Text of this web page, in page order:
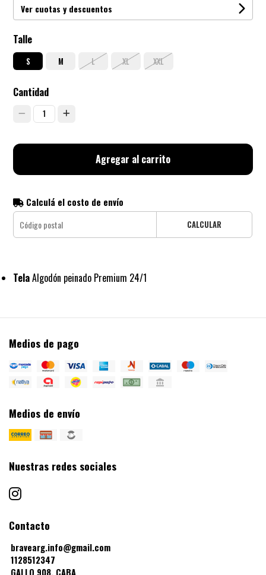
Ver cuotas y descuentos
Talle
S M L XL XXL
Cantidad
1
Agregar al carrito
Calculá el costo de envío
CALCULAR
TelaAlgodón peinado Premium 24/1
Medios de pago
Medios de envío
Nuestras redes sociales
Contacto
bravearg.info@gmail.com
1128512347
GALLO 908, CABA